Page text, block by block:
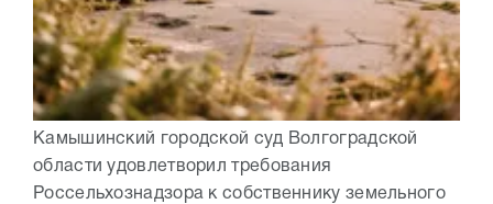
Камышинский городской суд Волгоградской
области удовлетворил требования
Россельхознадзора к собственнику земельного